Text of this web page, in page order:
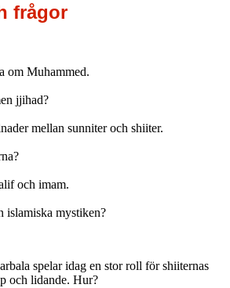
frågor
om Muhammed.
jjihad?
mellan sunniter och shiiter.
och imam.
islamiska mystiken?
spelar idag en stor roll för shiiternas
och lidande. Hur?